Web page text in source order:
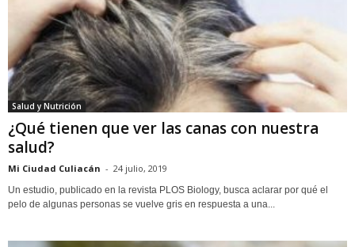
Salud y Nutrición
¿Qué tienen que ver las canas con nuestra
salud?
Mi Ciudad Culiacán - 24 julio, 2019
Un estudio, publicado en la revista PLOS Biology, busca aclarar por qué el
pelo de algunas personas se vuelve gris en respuesta a una...